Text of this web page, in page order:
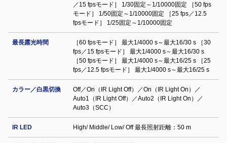
／15 fpsモード］ 1/30固定～1/10000固定 ［50 fps
モード］ 1/50固定～1/10000固定 ［25 fps／12.5
fpsモード］ 1/25固定～1/10000固定
最長露光時間
［60 fpsモード］ 最大1/4000 s～最大16/30 s ［30
fps／15 fpsモード］ 最大1/4000 s～最大16/30 s
［50 fpsモード］ 最大1/4000 s～最大16/25 s ［25
fps／12.5 fpsモード］ 最大1/4000 s～最大16/25 s
カラー／白黒切換
Off／On（IR Light Off）／On（IR Light On）／
Auto1（IR Light Off）／Auto2（IR Light On）／
Auto3（SCC）
IR LED High/ Middle/ Low/ Off 最長照射距離：50 m